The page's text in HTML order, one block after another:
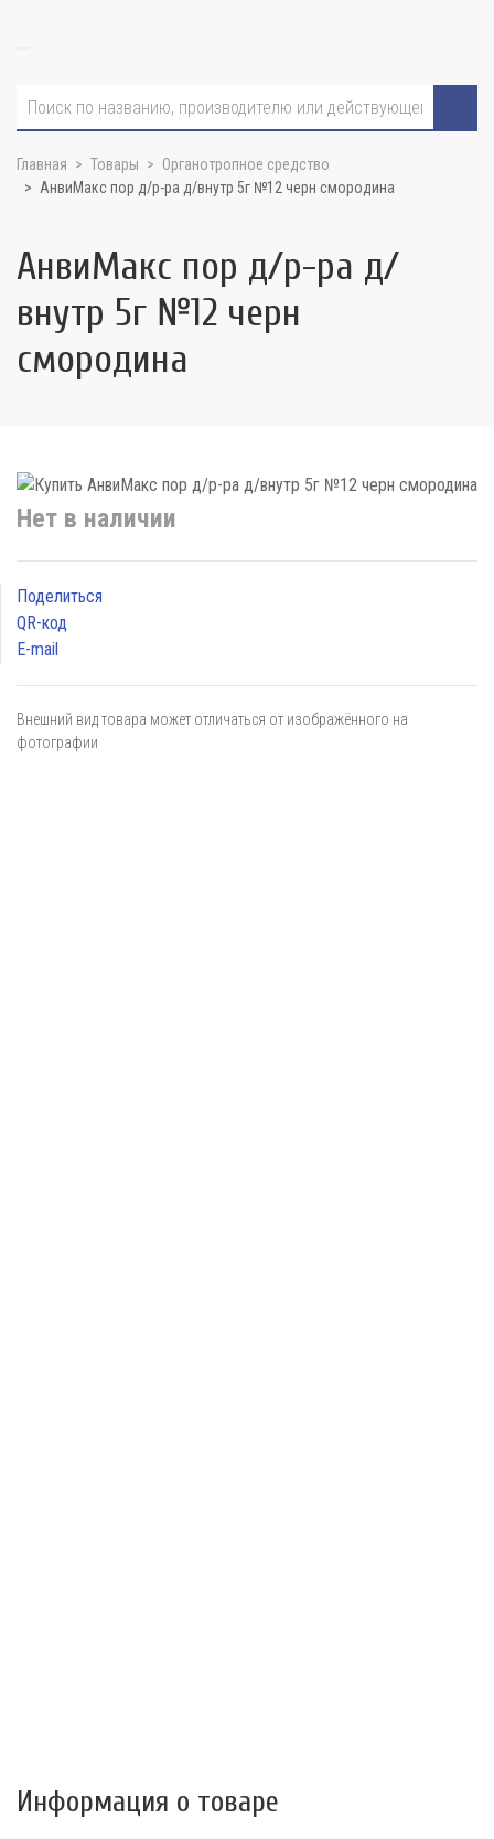
Главная Товары
Органотропное средство
АнвиМакс пор д/р-ра д/внутр 5г №12 черн смородина
АнвиМакс пор д/р-ра д/
внутр 5г №12 черн
смородина
Нет в наличии
Поделиться
QR-код
E-mail
Внешний вид товара может отличаться от изображённого на
фотографии
Информация о товаре